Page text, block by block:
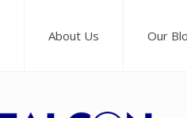
About Us Our